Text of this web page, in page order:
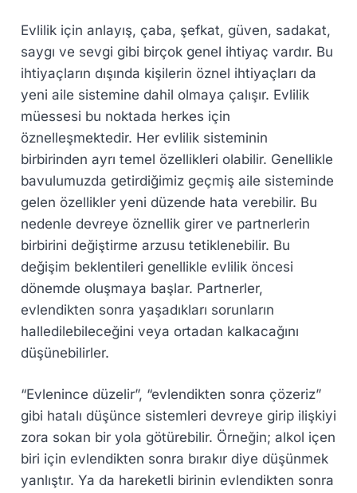
Evlilik için anlayış, çaba, şefkat, güven, sadakat,
saygı ve sevgi gibi birçok genel ihtiyaç vardır. Bu
ihtiyaçların dışında kişilerin öznel ihtiyaçları da
yeni aile sistemine dahil olmaya çalışır. Evlilik
müessesi bu noktada herkes için
öznelleşmektedir. Her evlilik sisteminin
birbirinden ayrı temel özellikleri olabilir. Genellikle
bavulumuzda getirdiğimiz geçmiş aile sisteminde
gelen özellikler yeni düzende hata verebilir. Bu
nedenle devreye öznellik girer ve partnerlerin
birbirini değiştirme arzusu tetiklenebilir. Bu
değişim beklentileri genellikle evlilik öncesi
dönemde oluşmaya başlar. Partnerler,
evlendikten sonra yaşadıkları sorunların
halledilebileceğini veya ortadan kalkacağını
düşünebilirler.
“Evlenince düzelir”, “evlendikten sonra çözeriz”
gibi hatalı düşünce sistemleri devreye girip ilişkiyi
zora sokan bir yola götürebilir. Örneğin; alkol içen
biri için evlendikten sonra bırakır diye düşünmek
yanlıştır. Ya da hareketli birinin evlendikten sonra